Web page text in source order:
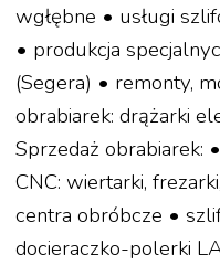
wgłębne • usługi
• produkcja
(Segera) • remonty,
obrabiarek: drążarki
Sprzedaż obrabiarek:
CNC: wiertarki,
centra obróbcze •
docieraczko-polerki